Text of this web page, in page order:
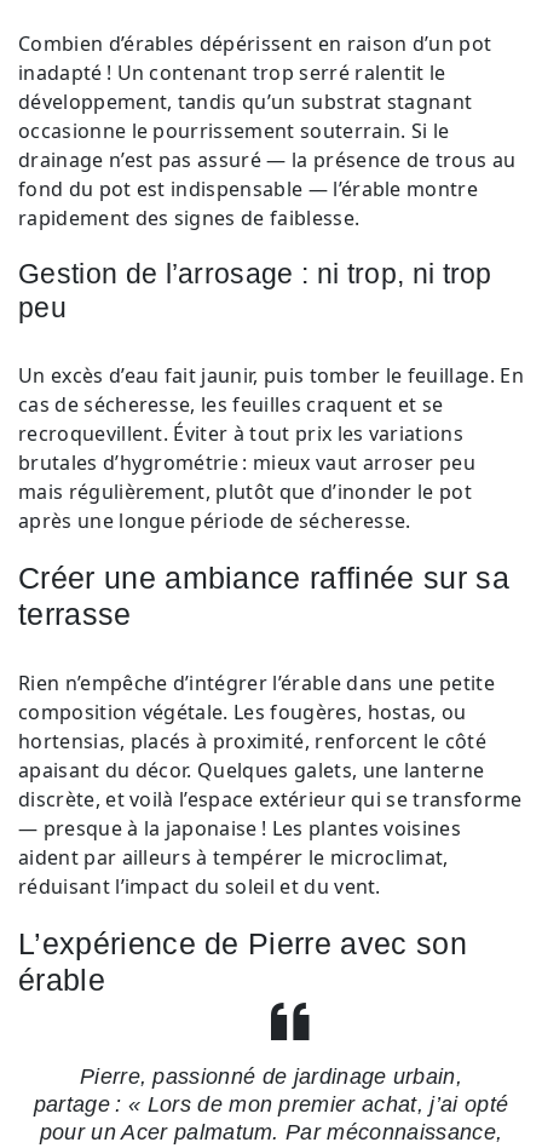
Combien d’érables dépérissent en raison d’un pot
inadapté ! Un contenant trop serré ralentit le
développement, tandis qu’un substrat stagnant
occasionne le pourrissement souterrain. Si le
drainage n’est pas assuré — la présence de trous au
fond du pot est indispensable — l’érable montre
rapidement des signes de faiblesse.
Gestion de l’arrosage : ni trop, ni trop
peu
Un excès d’eau fait jaunir, puis tomber le feuillage. En
cas de sécheresse, les feuilles craquent et se
recroquevillent. Éviter à tout prix les variations
brutales d’hygrométrie : mieux vaut arroser peu
mais régulièrement, plutôt que d’inonder le pot
après une longue période de sécheresse.
Créer une ambiance raffinée sur sa
terrasse
Rien n’empêche d’intégrer l’érable dans une petite
composition végétale. Les fougères, hostas, ou
hortensias, placés à proximité, renforcent le côté
apaisant du décor. Quelques galets, une lanterne
discrète, et voilà l’espace extérieur qui se transforme
— presque à la japonaise ! Les plantes voisines
aident par ailleurs à tempérer le microclimat,
réduisant l’impact du soleil et du vent.
L’expérience de Pierre avec son
érable
Pierre, passionné de jardinage urbain,
partage : « Lors de mon premier achat, j’ai opté
pour un Acer palmatum. Par méconnaissance,